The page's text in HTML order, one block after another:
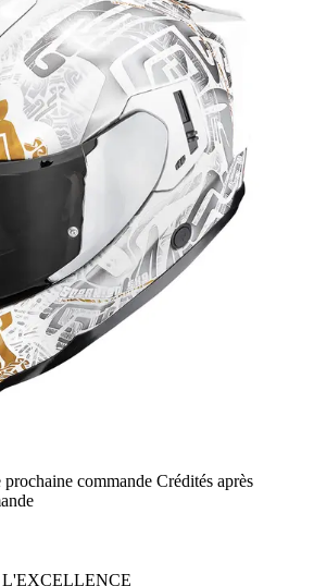
commande Crédités après